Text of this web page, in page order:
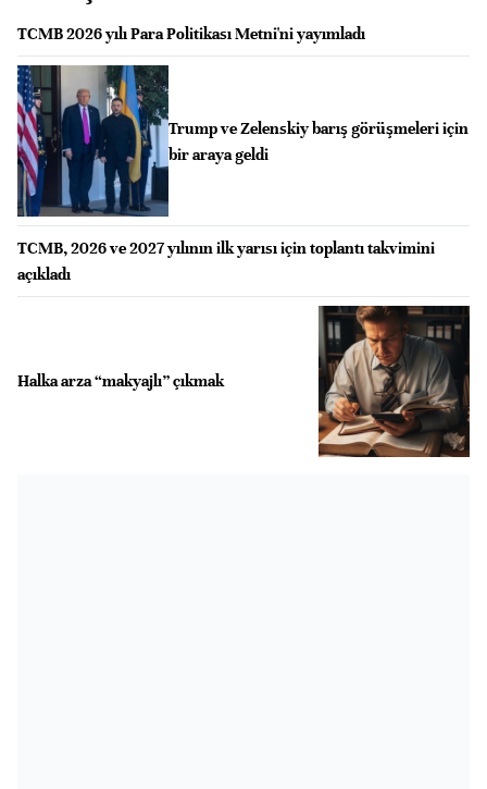
TCMB 2026 yılı Para Politikası Metni'ni yayımladı
Trump ve Zelenskiy barış görüşmeleri için
bir araya geldi
TCMB, 2026 ve 2027 yılının ilk yarısı için toplantı takvimini
açıkladı
Halka arza “makyajlı” çıkmak